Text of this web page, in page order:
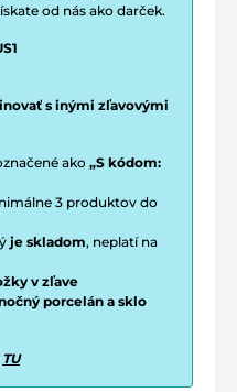
od nás ako darček.
s inými zľavovými
ako „S kódom:
3 produktov do
je skladom, neplatí na
v zľave
porcelán a sklo
TU